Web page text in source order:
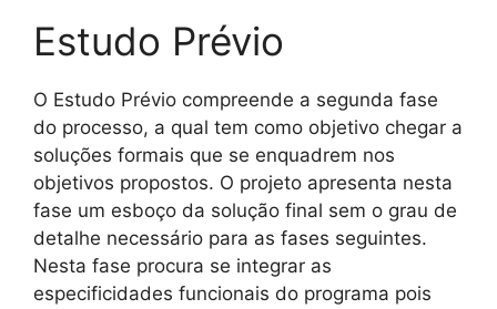
Estudo Prévio
O Estudo Prévio compreende a segunda fase
do processo, a qual tem como objetivo chegar a
soluções formais que se enquadrem nos
objetivos propostos. O projeto apresenta nesta
fase um esboço da solução final sem o grau de
detalhe necessário para as fases seguintes.
Nesta fase procura se integrar as
especificidades funcionais do programa pois